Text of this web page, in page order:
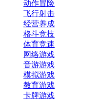
动作冒险
飞行射击
经营养成
格斗竞技
体育竞速
网络游戏
音游游戏
模拟游戏
教育游戏
卡牌游戏